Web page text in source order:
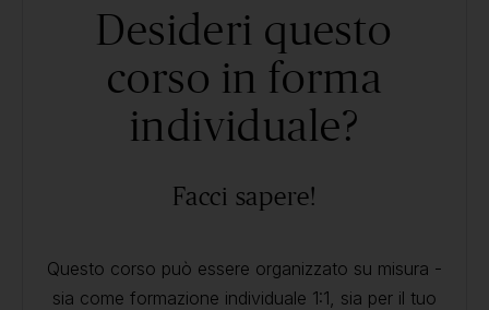
Desideri questo
corso in forma
individuale?
Facci sapere!
Questo corso può essere organizzato su misura -
sia come formazione individuale 1:1, sia per il tuo